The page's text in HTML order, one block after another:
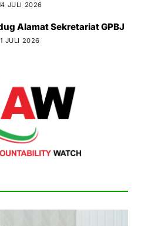
JULI 2026
Alamat Sekretariat GPBJ
JULI 2026